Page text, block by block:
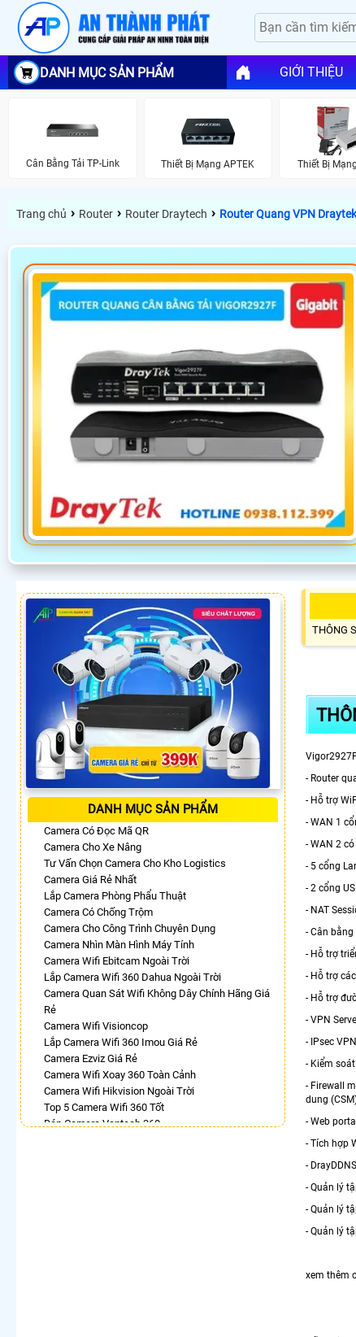
DANH MỤC SẢN PHẨM GIỚI THIỆU
Cân Bằng Tải TP-Link Thiết Bị Mạng APTEK Thiết Bị
Trang chủ › Router › Router Draytech › Router Quang VPN
DANH MỤC SẢN PHẨM
Camera Có Đọc Mã QR
Camera Cho Xe Nâng
Tư Vấn Chọn Camera Cho Kho Logistics
Camera Giá Rẻ Nhất
Lắp Camera Phòng Phẩu Thuật
Camera Có Chống Trộm
Camera Cho Công Trình Chuyên Dụng
Camera Nhìn Màn Hình Máy Tính
Camera Wifi Ebitcam Ngoài Trời
Lắp Camera Wifi 360 Dahua Ngoài Trời
Camera Quan Sát Wifi Không Dây Chính Hãng Giá
Rẻ
Camera Wifi Visioncop
Lắp Camera Wifi 360 Imou Giá Rẻ
Camera Ezviz Giá Rẻ
Camera Wifi Xoay 360 Toàn Cảnh
Camera Wifi Hikvision Ngoài Trời
Top 5 Camera Wifi 360 Tốt
Bán Camera Vantech 360
THÔNG
- Router
- Hỗ trợ
- WAN 1
- WAN 2
- 5 cổng
- 2 cổng
- NAT
- Cân
- Hỗ trợ
- Hỗ trợ
- Hỗ trợ
- VPN
- IPsec
- Kiểm
- Firewall
dung
- Web
- Tích hợp
-
- Quản lý
- Quản lý
- Quản lý
xem thêm